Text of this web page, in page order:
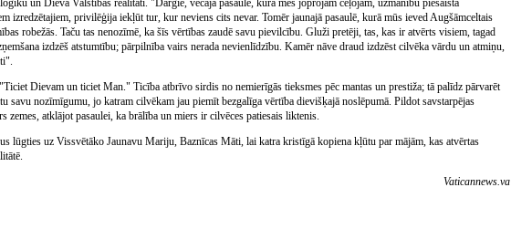
un Dieva Valstības realitāti. "Dārgie, vecajā pasaulē, kurā mēs joprojām ceļojam, uzmanību piesaista
izredzētajiem, privilēģija iekļūt tur, kur neviens cits nevar. Tomēr jaunajā pasaulē, kurā mūs ieved Augšāmceltais
robežās. Taču tas nenozīmē, ka šīs vērtības zaudē savu pievilcību. Gluži pretēji, tas, kas ir atvērts visiem, tagad
izdzēš atstumtību; pārpilnība vairs nerada nevienlīdzību. Kamēr nāve draud izdzēst cilvēka vārdu un atmiņu,
Dievam un ticiet Man." Ticība atbrīvo sirdis no nemierīgās tieksmes pēc mantas un prestiža; tā palīdz pārvarēt
savu nozīmīgumu, jo katram cilvēkam jau piemīt bezgalīga vērtība dievišķajā noslēpumā. Pildot savstarpējas
zemes, atklājot pasaulei, ka brālība un miers ir cilvēces patiesais liktenis.
lūgties uz Vissvētāko Jaunavu Mariju, Baznīcas Māti, lai katra kristīgā kopiena kļūtu par mājām, kas atvērtas
Vaticannews.va